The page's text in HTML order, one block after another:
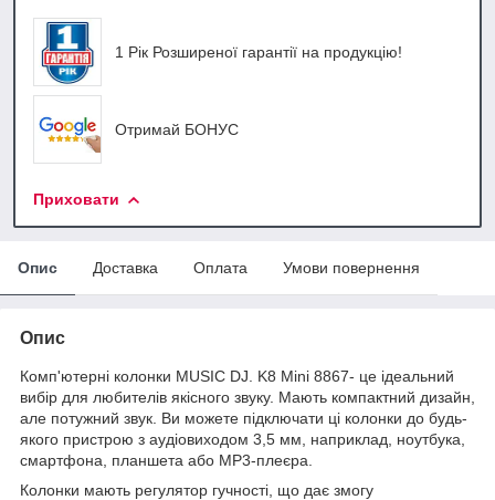
1 Рік Розширеної гарантії на продукцію!
Отримай БОНУС
Приховати
Опис Доставка Оплата Умови повернення
Опис
Комп'ютерні колонки MUSIC DJ. K8 Mini 8867- це ідеальний
вибір для любителів якісного звуку. Мають компактний дизайн,
але потужний звук. Ви можете підключати ці колонки до будь-
якого пристрою з аудіовиходом 3,5 мм, наприклад, ноутбука,
смартфона, планшета або MP3-плеєра.
Колонки мають регулятор гучності, що дає змогу